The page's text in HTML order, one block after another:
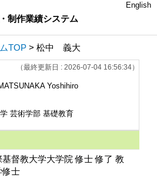
制作業績システム
English
TOP > 松中 義大
（最終更新日 : 2026-07-04 16:56:34）
Yoshihiro
芸術学部 基礎教育
基督教大学大学院 修士 修了 教
修士